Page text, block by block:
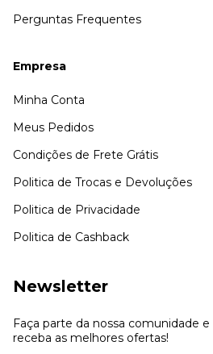
Perguntas Frequentes
Empresa
Minha Conta
Meus Pedidos
Condições de Frete Grátis
Politica de Trocas e Devoluções
Politica de Privacidade
Politica de Cashback
Newsletter
Faça parte da nossa comunidade e
receba as melhores ofertas!